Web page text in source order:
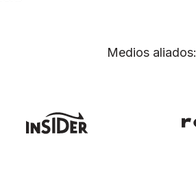
Medios aliados: